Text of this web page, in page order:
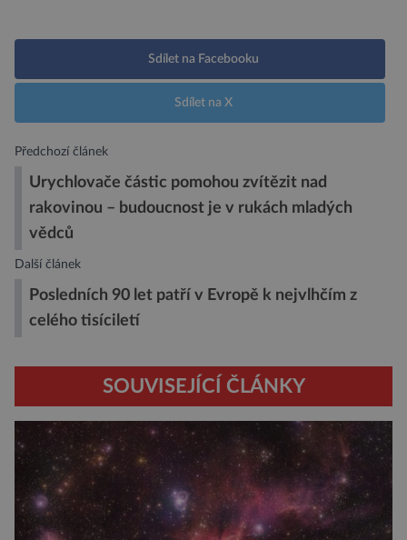
Sdílet na Facebooku
Sdílet na X
Předchozí článek
Urychlovače částic pomohou zvítězit nad
rakovinou – budoucnost je v rukách mladých
vědců
Další článek
Posledních 90 let patří v Evropě k nejvlhčím z
celého tisíciletí
SOUVISEJÍCÍ ČLÁNKY